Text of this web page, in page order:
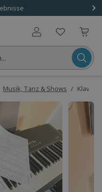
Benutzerkonto
Musik, Tanz & Shows / Klavier